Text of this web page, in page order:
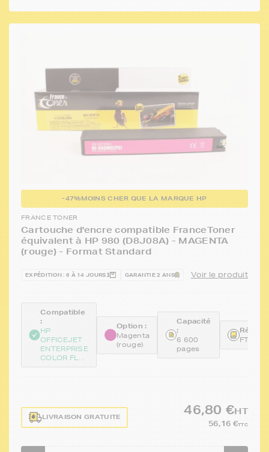
-47%MOINS CHER QUE LA MARQUE HP
FRANCE TONER
Cartouche d'encre compatible FranceToner
équivalent à HP 980 (D8J08A) - MAGENTA
(rouge) - Format Standard
EXPÉDITION : 6 À 14 JOURS GARANTIE 2 ANS Voir le produit
Compatible
:
HP
OFFICEJET
ENTERPRISE
COLOR FL...
Option :
Magenta
(rouge)
Capacité
:
6 600
pages
LIVRAISON GRATUITE
46,80 €HT
56,16 €TTC